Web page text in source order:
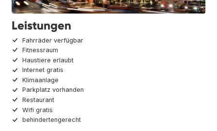
Leistungen
Fahrräder verfügbar
Fitnessraum
Haustiere erlaubt
Internet gratis
Klimaanlage
Parkplatz vorhanden
Restaurant
Wifi gratis
behindertengerecht